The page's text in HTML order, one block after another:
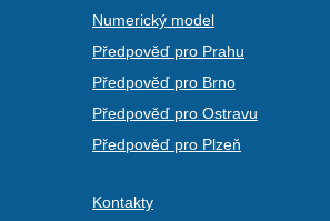
Numerický model
Předpověď pro Prahu
Předpověď pro Brno
Předpověď pro Ostravu
Předpověď pro Plzeň
Kontakty